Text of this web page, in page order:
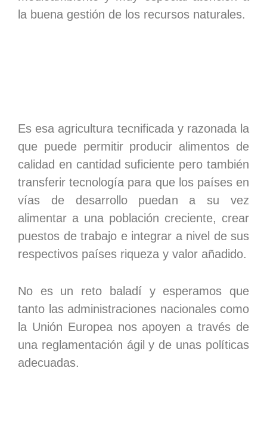
la buena gestión de los recursos naturales.
Es esa agricultura tecnificada y razonada la
que puede permitir producir alimentos de
calidad en cantidad suficiente pero también
transferir tecnología para que los países en
vías de desarrollo puedan a su vez
alimentar a una población creciente, crear
puestos de trabajo e integrar a nivel de sus
respectivos países riqueza y valor añadido.
No es un reto baladí y esperamos que
tanto las administraciones nacionales como
la Unión Europea nos apoyen a través de
una reglamentación ágil y de unas políticas
adecuadas.